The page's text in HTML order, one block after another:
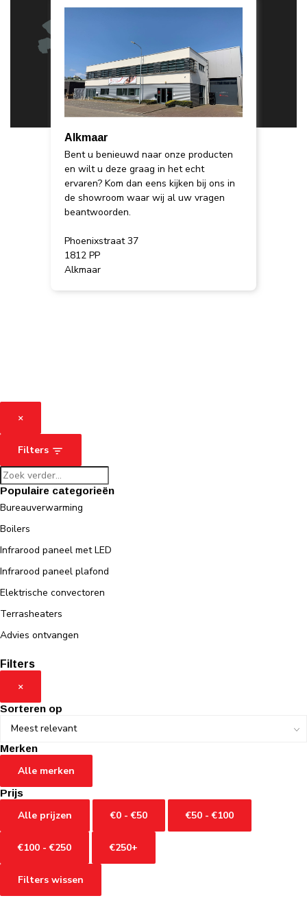
Alkmaar
Bent u benieuwd naar onze producten
en wilt u deze graag in het echt
ervaren? Kom dan eens kijken bij ons in
de showroom waar wij al uw vragen
beantwoorden.
Phoenixstraat 37
1812 PP
Alkmaar
×
Filters
Populaire categorieën
Bureauverwarming
Boilers
Infrarood paneel met LED
Infrarood paneel plafond
Elektrische convectoren
Terrasheaters
Advies ontvangen
Filters
×
Sorteren op
Merken
Alle merken
Prijs
Alle prijzen €0 - €50 €50 - €100
€100 - €250 €250+
Filters wissen